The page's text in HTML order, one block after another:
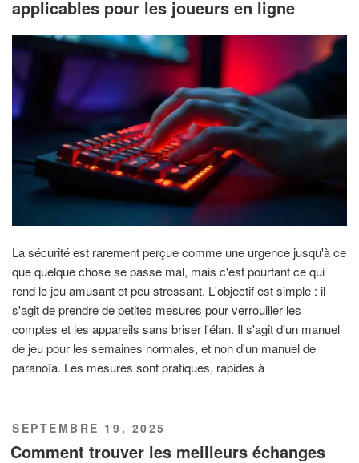
applicables pour les joueurs en ligne
La sécurité est rarement perçue comme une urgence jusqu'à ce
que quelque chose se passe mal, mais c'est pourtant ce qui
rend le jeu amusant et peu stressant. L'objectif est simple : il
s'agit de prendre de petites mesures pour verrouiller les
comptes et les appareils sans briser l'élan. Il s'agit d'un manuel
de jeu pour les semaines normales, et non d'un manuel de
paranoïa. Les mesures sont pratiques, rapides à
PUBLIÉ
LE
SEPTEMBRE 19, 2025
Comment trouver les meilleurs échanges